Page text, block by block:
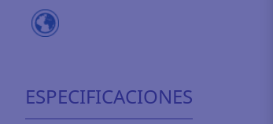
ESPECIFICACIONES